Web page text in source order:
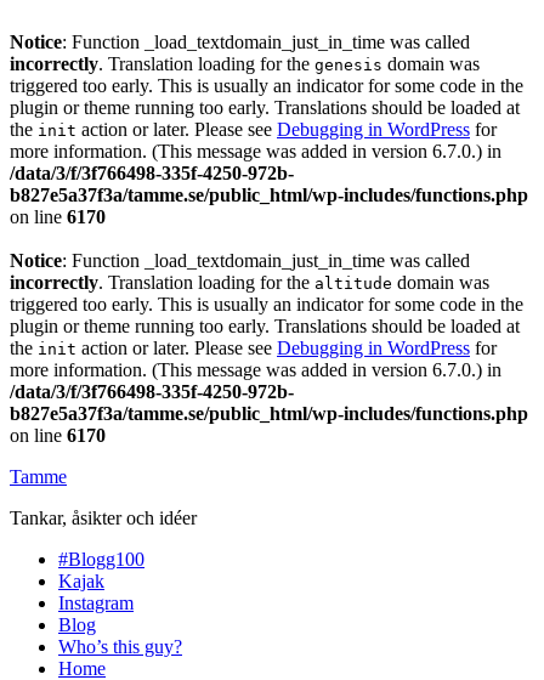
Notice: Function _load_textdomain_just_in_time was called
incorrectly. Translation loading for the genesis domain was
triggered too early. This is usually an indicator for some code in the
plugin or theme running too early. Translations should be loaded at
the init action or later. Please see Debugging in WordPress for
more information. (This message was added in version 6.7.0.) in
/data/3/f/3f766498-335f-4250-972b-
b827e5a37f3a/tamme.se/public_html/wp-includes/functions.php
on line 6170
Notice: Function _load_textdomain_just_in_time was called
incorrectly. Translation loading for the altitude domain was
triggered too early. This is usually an indicator for some code in the
plugin or theme running too early. Translations should be loaded at
the init action or later. Please see Debugging in WordPress for
more information. (This message was added in version 6.7.0.) in
/data/3/f/3f766498-335f-4250-972b-
b827e5a37f3a/tamme.se/public_html/wp-includes/functions.php
on line 6170
Tamme
Tankar, åsikter och idéer
#Blogg100
Kajak
Instagram
Blog
Who’s this guy?
Home